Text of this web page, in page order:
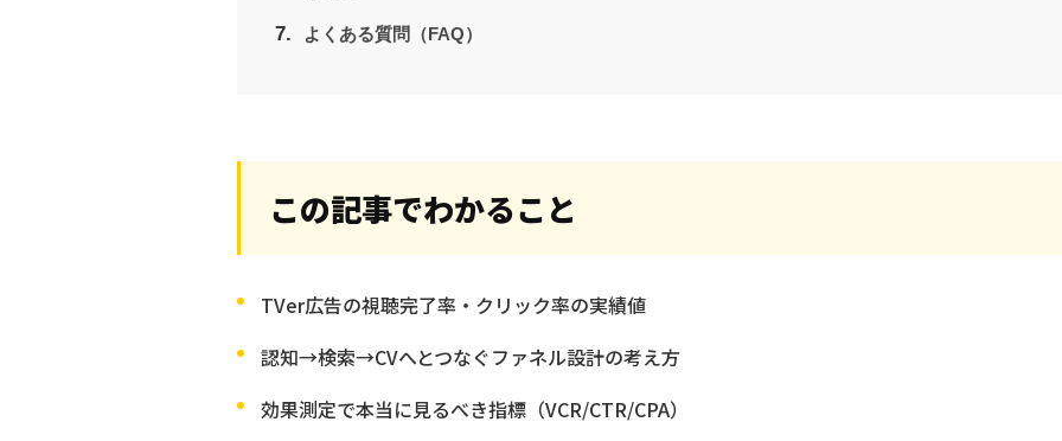
よくある質問（FAQ）
この記事でわかること
TVer広告の視聴完了率・クリック率の実績値
認知→検索→CVへとつなぐファネル設計の考え方
効果測定で本当に見るべき指標（VCR/CTR/CPA）